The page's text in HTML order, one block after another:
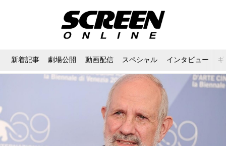
新着記事 劇場公開 動画配信 スペシャル インタビュー